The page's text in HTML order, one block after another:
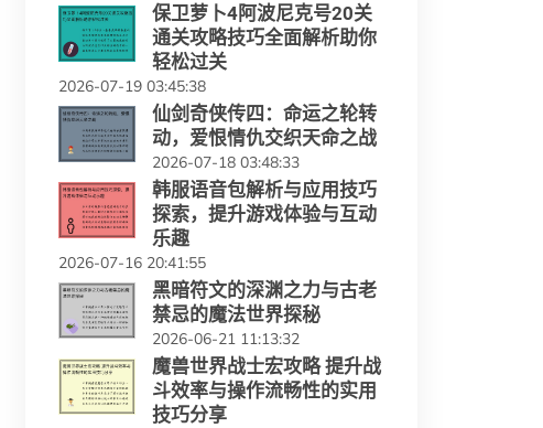
保卫萝卜4阿波尼克号20关
通关攻略技巧全面解析助你
轻松过关
2026-07-19 03:45:38
仙剑奇侠传四：命运之轮转
动，爱恨情仇交织天命之战
2026-07-18 03:48:33
韩服语音包解析与应用技巧
探索，提升游戏体验与互动
乐趣
2026-07-16 20:41:55
黑暗符文的深渊之力与古老
禁忌的魔法世界探秘
2026-06-21 11:13:32
魔兽世界战士宏攻略 提升战
斗效率与操作流畅性的实用
技巧分享